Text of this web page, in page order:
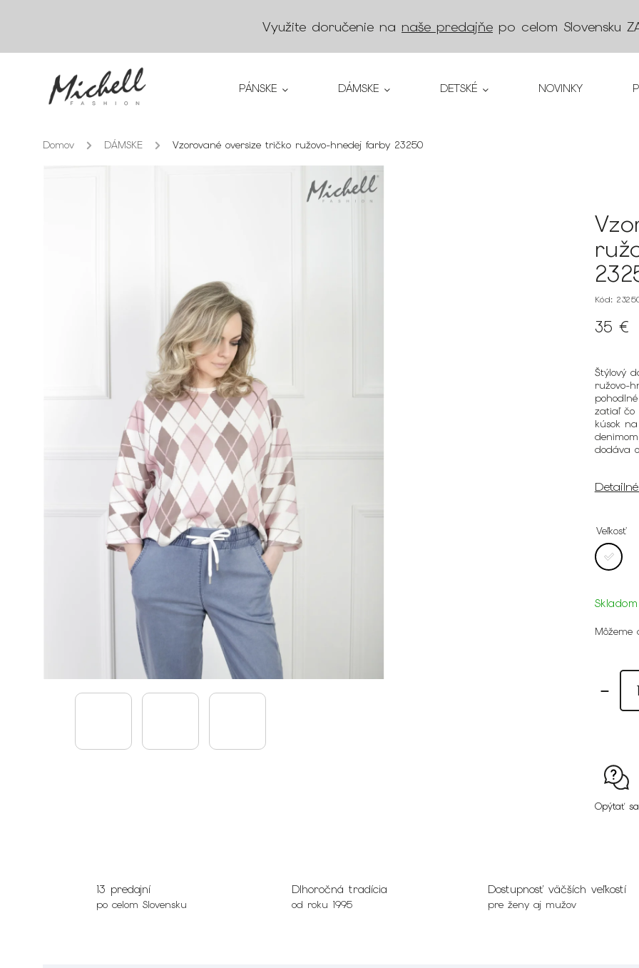
Využite doručenie na naše predajňe po celom Slovensku
PÁNSKE DÁMSKE DETSKÉ NOVINKY
Domov / DÁMSKE / Vzorované oversize tričko ružovo-hnedej farby 23250
Kód:
35 €
Štýlový
ružovo-
zatiaľ čo
kúsok
dodáva
Veľkosť
Skladom
Môžeme
Opýtať sa
13 predajní
po celom Slovensku
Dlhoročná tradícia
od roku 1995
Dostupnosť väčších veľkostí
pre ženy aj mužov